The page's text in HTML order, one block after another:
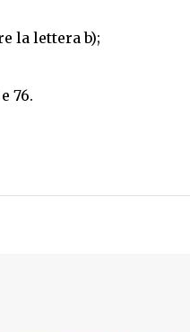
la lettera b);
76.